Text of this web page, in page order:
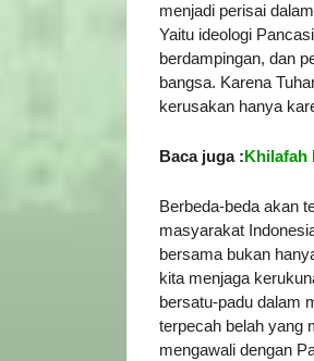
menjadi perisai
Yaitu ideologi
berdampingan, dan
bangsa. Karena
kerusakan hanya
Baca juga :Khilafah
Berbeda-beda akan
masyarakat
bersama bukan
kita menjaga
bersatu-padu dalam
terpecah belah yang
mengawali dengan